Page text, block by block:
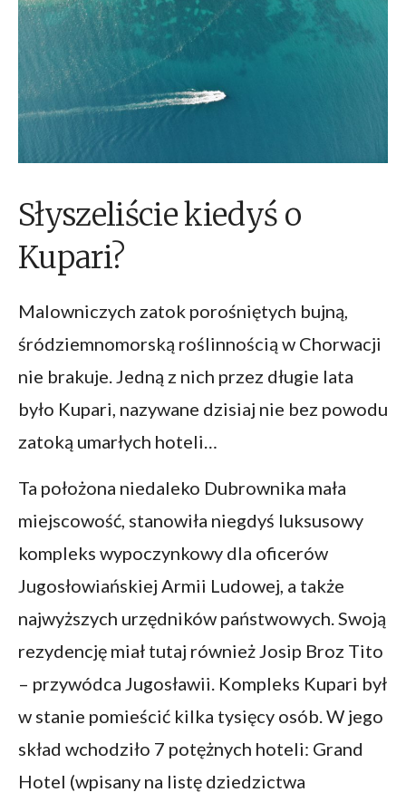
Słyszeliście kiedyś o
Kupari?
Malowniczych zatok porośniętych bujną,
śródziemnomorską roślinnością w Chorwacji
nie brakuje. Jedną z nich przez długie lata
było Kupari, nazywane dzisiaj nie bez powodu
zatoką umarłych hoteli…
Ta położona niedaleko Dubrownika mała
miejscowość, stanowiła niegdyś luksusowy
kompleks wypoczynkowy dla oficerów
Jugosłowiańskiej Armii Ludowej, a także
najwyższych urzędników państwowych. Swoją
rezydencję miał tutaj również Josip Broz Tito
– przywódca Jugosławii. Kompleks Kupari był
w stanie pomieścić kilka tysięcy osób. W jego
skład wchodziło 7 potężnych hoteli: Grand
Hotel (wpisany na listę dziedzictwa